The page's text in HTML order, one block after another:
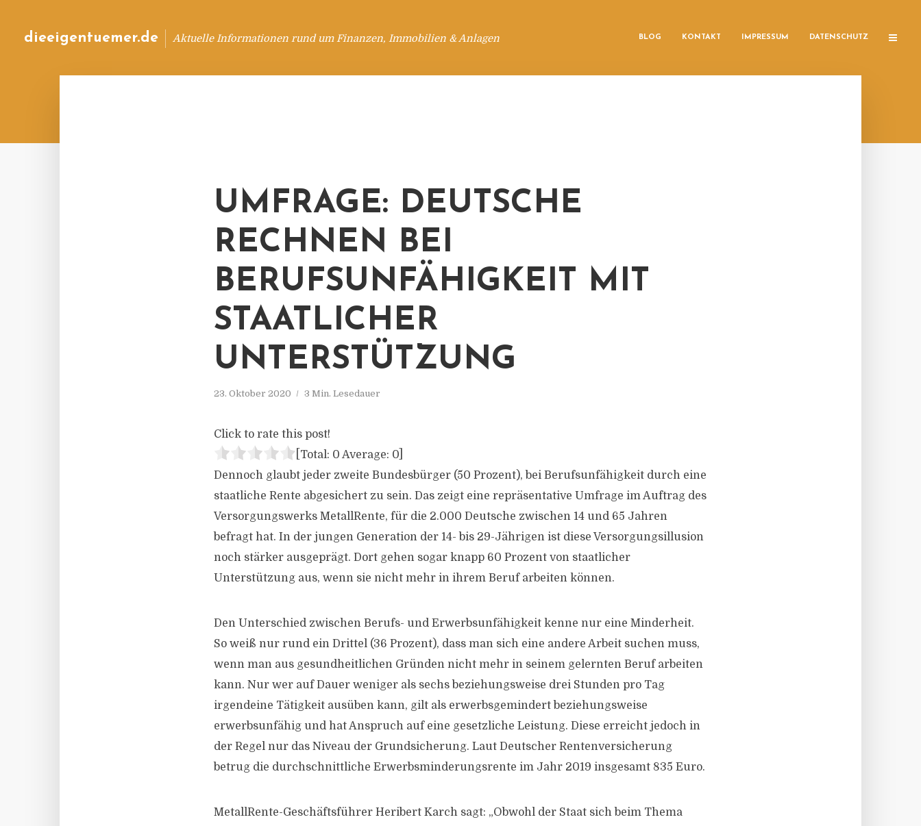
dieeigentuemer.de Aktuelle Informationen rund um Finanzen, Immobilien & Anlagen BLOG KONTAKT IMPRESSUM DATENSCHUTZ
UMFRAGE: DEUTSCHE
RECHNEN BEI
BERUFSUNFÄHIGKEIT MIT
STAATLICHER
UNTERSTÜTZUNG
23. Oktober 2020 3 Min. Lesedauer
Click to rate this post!
[Total: 0 Average: 0
Dennoch glaubt jeder zweite Bundesbürger (50 Prozent), bei Berufsunfähigkeit durch eine
staatliche Rente abgesichert zu sein. Das zeigt eine repräsentative Umfrage im Auftrag des
Versorgungswerks MetallRente, für die 2.000 Deutsche zwischen 14 und 65 Jahren
befragt hat. In der jungen Generation der 14- bis 29-Jährigen ist diese Versorgungsillusion
noch stärker ausgeprägt. Dort gehen sogar knapp 60 Prozent von staatlicher
Unterstützung aus, wenn sie nicht mehr in ihrem Beruf arbeiten können.
Den Unterschied zwischen Berufs- und Erwerbsunfähigkeit kenne nur eine Minderheit.
So weiß nur rund ein Drittel (36 Prozent), dass man sich eine andere Arbeit suchen muss,
wenn man aus gesundheitlichen Gründen nicht mehr in seinem gelernten Beruf arbeiten
kann. Nur wer auf Dauer weniger als sechs beziehungsweise drei Stunden pro Tag
irgendeine Tätigkeit ausüben kann, gilt als erwerbsgemindert beziehungsweise
erwerbsunfähig und hat Anspruch auf eine gesetzliche Leistung. Diese erreicht jedoch in
der Regel nur das Niveau der Grundsicherung. Laut Deutscher Rentenversicherung
betrug die durchschnittliche Erwerbsminderungsrente im Jahr 2019 insgesamt 835 Euro.
MetallRente-Geschäftsführer Heribert Karch sagt: „Obwohl der Staat sich beim Thema